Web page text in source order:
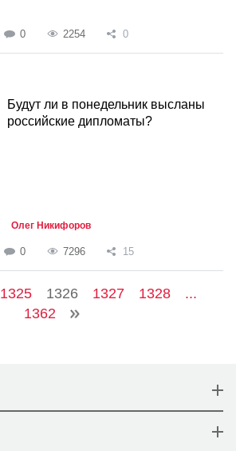
0 2254 0
Будут ли в понедельник высланы
российские дипломаты?
Олег Никифоров
0 7296 15
1325 1326 1327 1328
...
1362